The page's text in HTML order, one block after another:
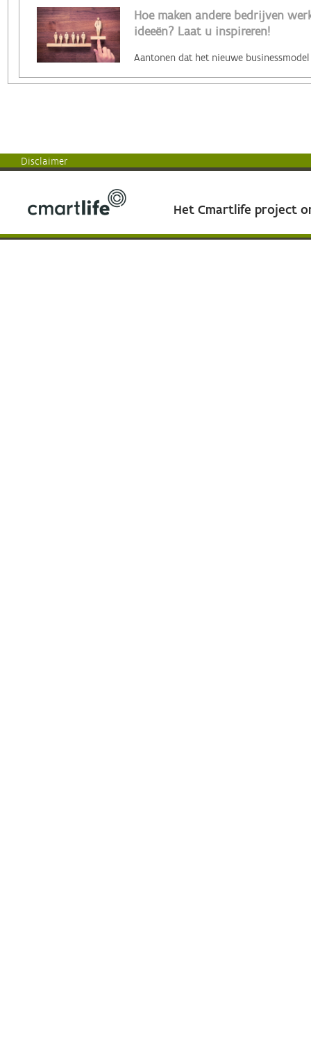
Hoe maken andere bedrijven
ideeën? Laat u inspireren!
Disclaimer
Het Cmartlife project